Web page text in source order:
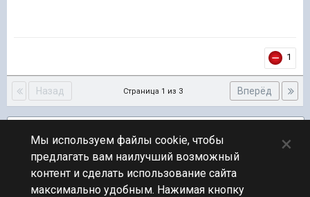
1
Назад Вперёд
Страница 1 из 3
ПЕРЕЙТИ К СПИСКУ ТЕМ
Обсуждение Мира Кораблей
Мы используем файлы cookie, чтобы
предлагать вам наилучший возможный
контент и сделать использование сайта
максимально удобным. Нажимая кнопку
×